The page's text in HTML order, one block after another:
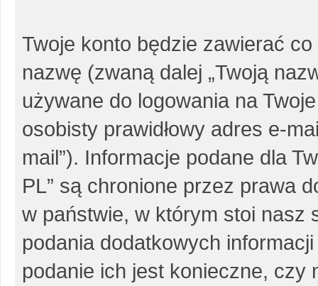
Twoje konto będzie zawierać
nazwę (zwaną dalej „Twoją
używane do logowania na
osobisty prawidłowy adres e-
mail”). Informacje podane dla
PL” są chronione przez prawa
w państwie, w którym stoi nasz
podania dodatkowych
podanie ich jest konieczne,